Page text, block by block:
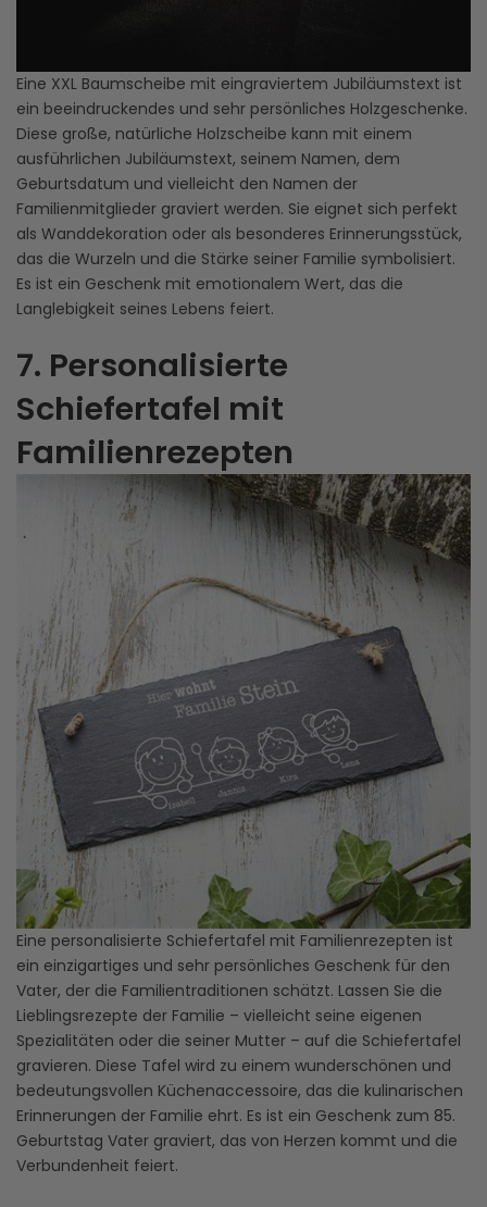
Eine XXL Baumscheibe mit eingraviertem Jubiläumstext ist
ein beeindruckendes und sehr persönliches Holzgeschenke.
Diese große, natürliche Holzscheibe kann mit einem
ausführlichen Jubiläumstext, seinem Namen, dem
Geburtsdatum und vielleicht den Namen der
Familienmitglieder graviert werden. Sie eignet sich perfekt
als Wanddekoration oder als besonderes Erinnerungsstück,
das die Wurzeln und die Stärke seiner Familie symbolisiert.
Es ist ein Geschenk mit emotionalem Wert, das die
Langlebigkeit seines Lebens feiert.
7. Personalisierte
Schiefertafel mit
Familienrezepten
Eine personalisierte Schiefertafel mit Familienrezepten ist
ein einzigartiges und sehr persönliches Geschenk für den
Vater, der die Familientraditionen schätzt. Lassen Sie die
Lieblingsrezepte der Familie – vielleicht seine eigenen
Spezialitäten oder die seiner Mutter – auf die Schiefertafel
gravieren. Diese Tafel wird zu einem wunderschönen und
bedeutungsvollen Küchenaccessoire, das die kulinarischen
Erinnerungen der Familie ehrt. Es ist ein Geschenk zum 85.
Geburtstag Vater graviert, das von Herzen kommt und die
Verbundenheit feiert.